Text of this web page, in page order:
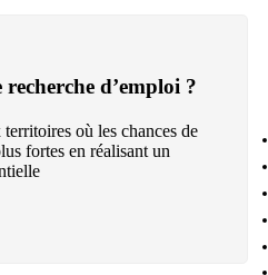
d’emploi ?
où les chances de
fortes en réalisant un